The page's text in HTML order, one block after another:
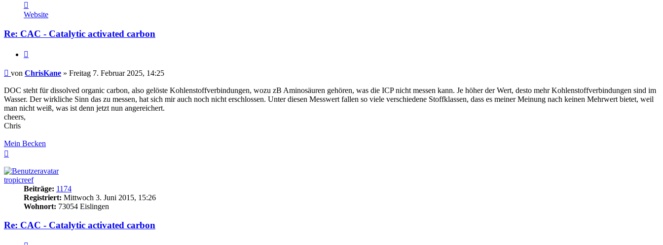
von
ChrisKane
Website
Re: CAC - Catalytic activated carbon
Beitrag
von ChrisKane » Freitag 7. Februar 2025, 14:25
DOC steht für dissolved organic carbon, also gelöste Kohlenstoffverbindungen, wozu zB Aminosäuren gehören, was die ICP nicht messen kann. Je höher der Wert, desto mehr Kohlenstoffverbindungen sind im
Wasser. Der wirkliche Sinn das zu messen, hat sich mir auch noch nicht erschlossen. Unter diesen Messwert fallen so viele verschiedene Stoffklassen, dass es meiner Meinung nach keinen Mehrwert bietet, weil
man nicht weiß, was ist denn jetzt nun angereichert.
cheers,
Chris
Mein Becken
tropicreef
Beiträge: 1174
Registriert: Mittwoch 3. Juni 2015, 15:26
Wohnort: 73054 Eislingen
Re: CAC - Catalytic activated carbon